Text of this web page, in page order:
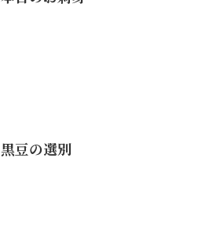
黒豆の選別